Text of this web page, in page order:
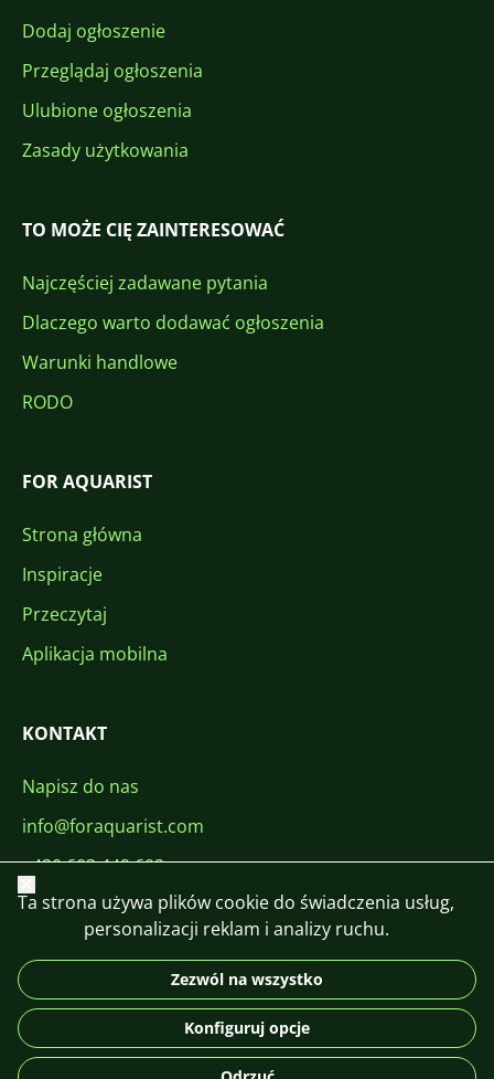
Dodaj ogłoszenie
Przeglądaj ogłoszenia
Ulubione ogłoszenia
Zasady użytkowania
TO MOŻE CIĘ ZAINTERESOWAĆ
Najczęściej zadawane pytania
Dlaczego warto dodawać ogłoszenia
Warunki handlowe
RODO
FOR AQUARIST
Strona główna
Inspiracje
Przeczytaj
Aplikacja mobilna
KONTAKT
Napisz do nas
info@foraquarist.com
+420 603 449 602
DE
© 2026 For Aquarist
Zamknij
Ta strona używa plików cookie do świadczenia usług,
personalizacji reklam i analizy ruchu.
Zezwól na wszystko
Konfiguruj opcje